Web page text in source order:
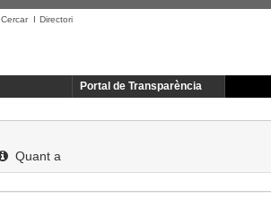
CercarI Directori
Portal de Transparència
Quant a